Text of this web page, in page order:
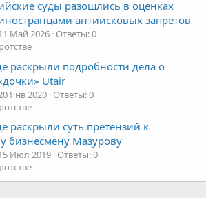
суды разошлись в оценках
антиисковых запретов
Май 2026 Ответы: 0
раскрыли подробности дела о
Utair
Янв 2020 Ответы: 0
раскрыли суть претензий к
бизнесмену Мазурову
Июл 2019 Ответы: 0